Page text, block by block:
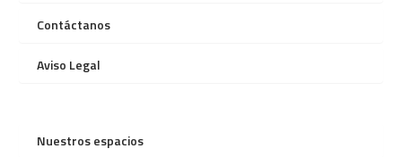
Contáctanos
Aviso Legal
Nuestros espacios